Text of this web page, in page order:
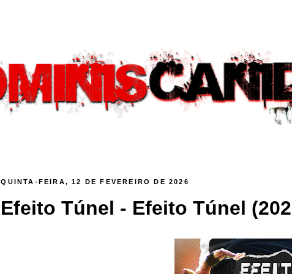
QUINTA-FEIRA, 12 DE FEVEREIRO DE 2026
Efeito Túnel - Efeito Túnel